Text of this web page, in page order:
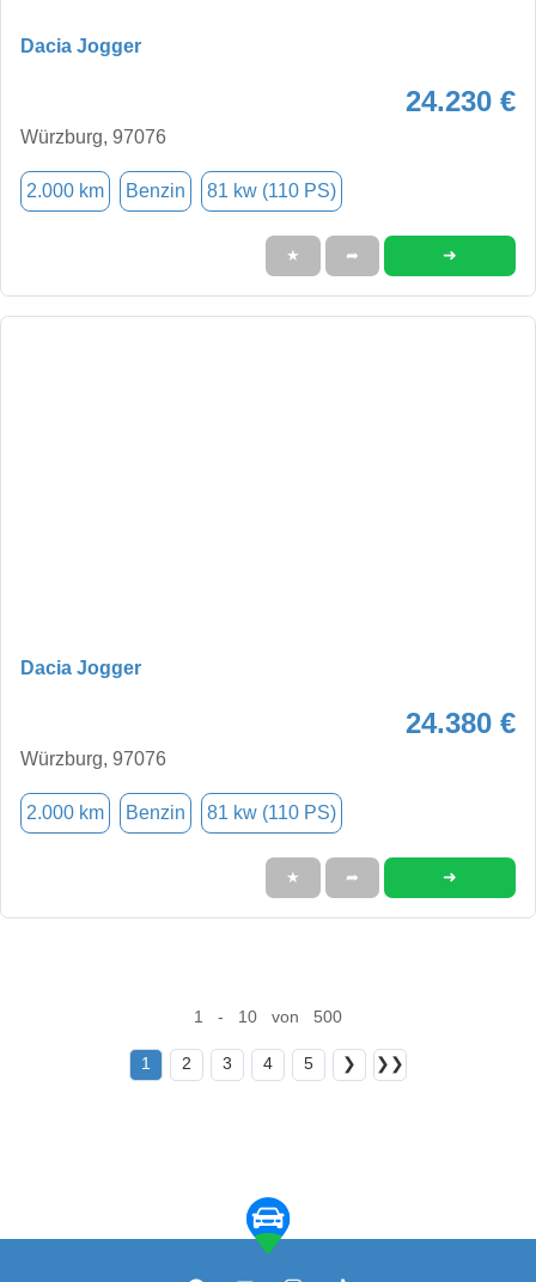
Dacia Jogger
24.230 €
Würzburg, 97076
2.000 km Benzin 81 kw (110 PS)
★ ➦ ➜
Dacia Jogger
24.380 €
Würzburg, 97076
2.000 km Benzin 81 kw (110 PS)
★ ➦ ➜
1 - 10 von 500
1 2 3 4 5 ❯ ❯❯